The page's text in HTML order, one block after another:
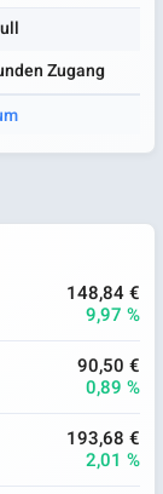
Zugang
148,84 €
9,97 %
90,50 €
0,89 %
193,68 €
2,01 %